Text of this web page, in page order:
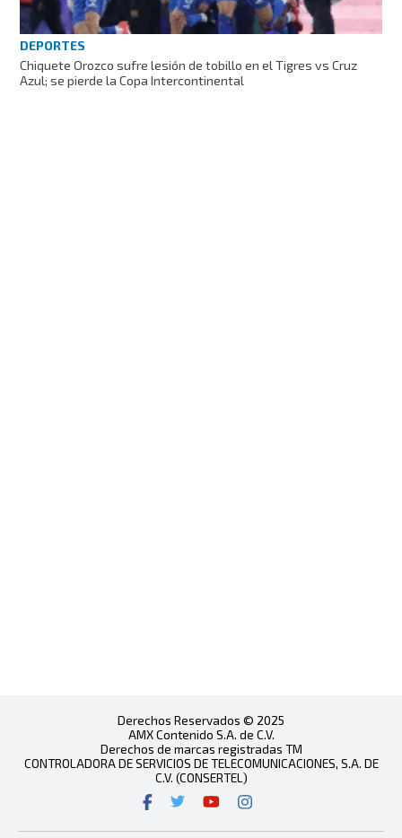
DEPORTES
Chiquete Orozco sufre lesión de tobillo en el Tigres vs Cruz
Azul; se pierde la Copa Intercontinental
Derechos Reservados © 2025
AMX Contenido S.A. de C.V.
Derechos de marcas registradas TM
CONTROLADORA DE SERVICIOS DE TELECOMUNICACIONES, S.A. DE
C.V. (CONSERTEL)